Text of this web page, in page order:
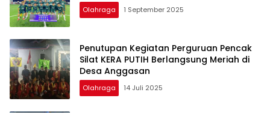
Olahraga 1 September 2025
Penutupan Kegiatan Perguruan Pencak
Silat KERA PUTIH Berlangsung Meriah di
Desa Anggasan
Olahraga 14 Juli 2025